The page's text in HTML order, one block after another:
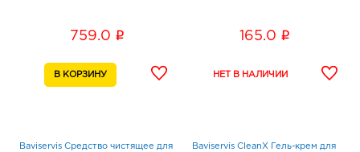
759.0 i 165.0 i
Baviservis Cредство чистящее для
Baviservis CleanX Гель-крем для